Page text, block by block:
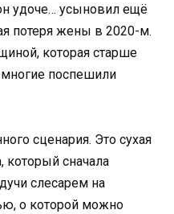
удоче… усыновил ещё
потеря жены в 2020-м.
которая старше
поспешили
сценария. Это сухая
который сначала
слесарем на
о которой можно